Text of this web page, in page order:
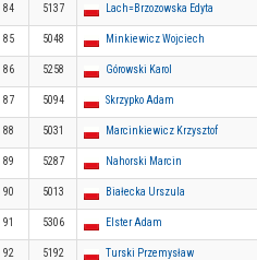
84 5137 Lach=Brzozowska Edyta
85 5048 Minkiewicz Wojciech
86 5258 Górowski Karol
87 5094 Skrzypko Adam
88 5031 Marcinkiewicz Krzysztof
89 5287 Nahorski Marcin
90 5013 Białecka Urszula
91 5306 Elster Adam
92 5192 Turski Przemysław